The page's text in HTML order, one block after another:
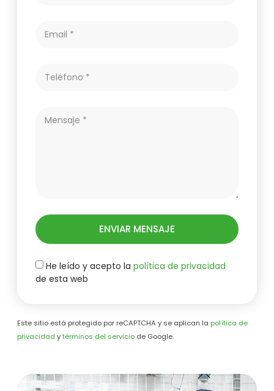
He leído y acepto la política de privacidad
de esta web
ENVIAR MENSAJE
Este sitio está protegido por reCAPTCHA y se aplican la política de
privacidad ytérminos del servicio de Google.